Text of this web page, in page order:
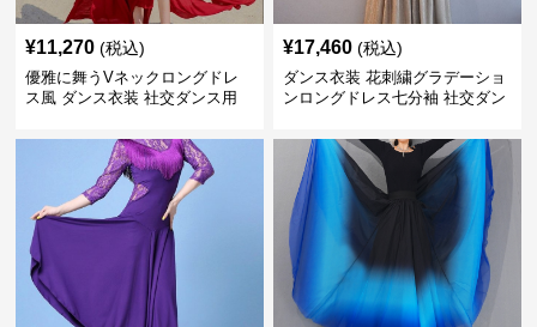
¥11,270 (税込)
優雅に舞うVネックロングドレ
ス風 ダンス衣装 社交ダンス用
¥17,460 (税込)
ダンス衣装 花刺繍グラデーショ
ンロングドレス七分袖 社交ダン